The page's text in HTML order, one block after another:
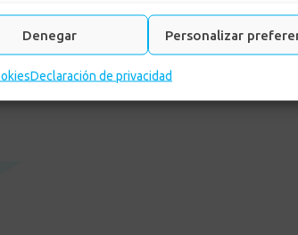
Denegar Personalizar
Declaración de privacidad